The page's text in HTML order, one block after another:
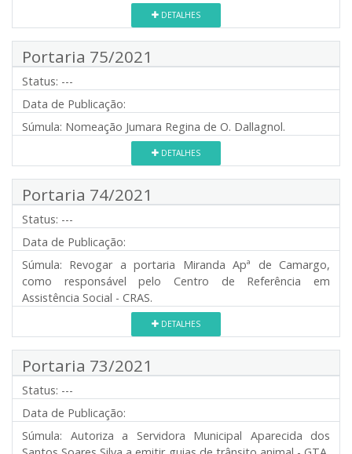
DETALHES
Portaria 75/2021
Status: ---
Data de Publicação:
Súmula: Nomeação Jumara Regina de O. Dallagnol.
DETALHES
Portaria 74/2021
Status: ---
Data de Publicação:
Súmula: Revogar a portaria Miranda Apª de Camargo,
como responsável pelo Centro de Referência em
Assistência Social - CRAS.
DETALHES
Portaria 73/2021
Status: ---
Data de Publicação:
Súmula: Autoriza a Servidora Municipal Aparecida dos